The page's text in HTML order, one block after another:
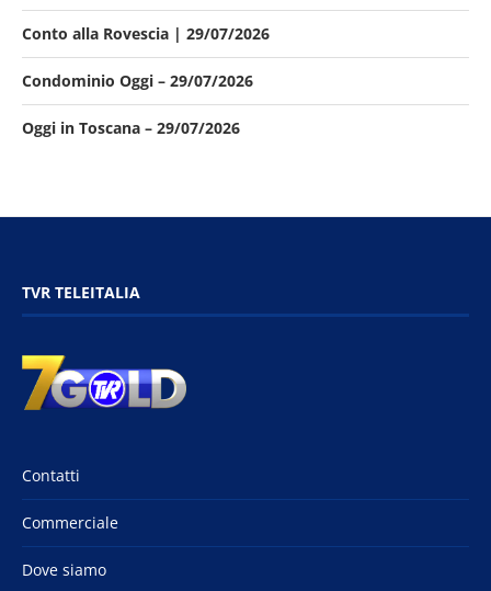
Conto alla Rovescia | 29/07/2026
Condominio Oggi – 29/07/2026
Oggi in Toscana – 29/07/2026
TVR TELEITALIA
Contatti
Commerciale
Dove siamo